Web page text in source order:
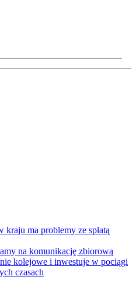
ma problemy ze spłatą
na komunikację zbiorową
kolejowe i inwestuje w pociągi
czasach